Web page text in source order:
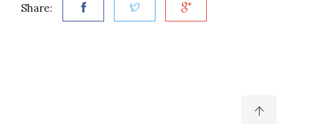
Share: